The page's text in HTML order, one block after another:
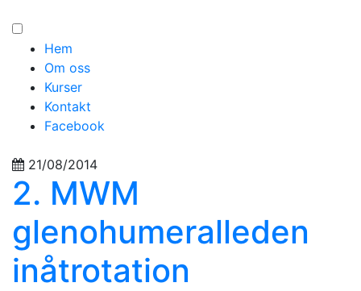
Hem
Om oss
Kurser
Kontakt
Facebook
21/08/2014
2. MWM
glenohumeralleden
inåtrotation